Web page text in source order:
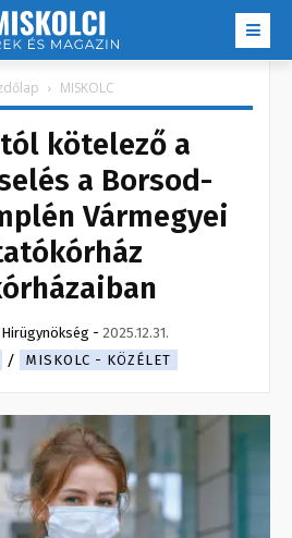
MISKOLC
kötelező a
a Borsod-
Vármegyei
- 2025.12.31.
MISKOLC - KÖZÉLET